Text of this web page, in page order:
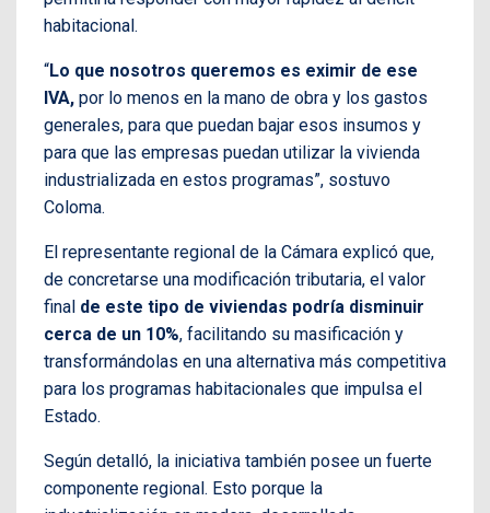
habitacional.
“Lo que nosotros queremos es eximir de ese
IVA, por lo menos en la mano de obra y los gastos
generales, para que puedan bajar esos insumos y
para que las empresas puedan utilizar la vivienda
industrializada en estos programas”, sostuvo
Coloma.
El representante regional de la Cámara explicó que,
de concretarse una modificación tributaria, el valor
final de este tipo de viviendas podría disminuir
cerca de un 10%, facilitando su masificación y
transformándolas en una alternativa más competitiva
para los programas habitacionales que impulsa el
Estado.
Según detalló, la iniciativa también posee un fuerte
componente regional. Esto porque la